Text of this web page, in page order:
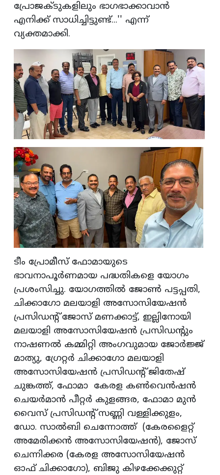
പ്രോജക്ടുകളിലും ഭാഗഭാക്കാവാന്‍
എനിക്ക് സാധിച്ചിട്ടുണ്ട്...'' എന്ന്
വ്യക്തമാക്കി.
ടീം പ്രോമീസ് ഫോമായുടെ
ഭാവനാപൂര്‍ണമായ പദ്ധതികളെ യോഗം
പ്രശംസിച്ചു. യോഗത്തില്‍ ജോണ്‍ പട്ടപ്പതി,
ചിക്കാഗോ മലയാളി അസോസിയേഷന്‍
പ്രസിഡന്റ് ജോസ് മണക്കാട്ട്, ഇല്ലിനോയി
മലയാളി അസോസിയേഷന്‍ പ്രസിഡന്റും
നാഷണല്‍ കമ്മിറ്റി അംഗവുമായ ജോര്‍ജ്ജ്
മാത്യു, ഗ്രേറ്റര്‍ ചിക്കാഗോ മലയാളി
അസോസിയേഷന്‍ പ്രസിഡന്റ് ജിതേഷ്
ചുങ്കത്ത്, ഫോമാ കേരള കണ്‍വെന്‍ഷന്‍
ചെയര്‍മാന്‍ പീറ്റര്‍ കുളങ്ങര, ഫോമാ മുന്‍
വൈസ് പ്രസിഡന്റ് സണ്ണി വള്ളിക്കുളം,
ഡോ. സാല്‍ബി ചെന്നോത്ത് (കേരളൈറ്റ്
അമേരിക്കന്‍ അസോസിയേഷന്‍), ജോസ്
ചെന്നിക്കര (കേരള അസോസിയേഷന്‍
ഓഫ് ചിക്കാഗോ), ബിജു കിഴക്കേക്കുറ്റ്